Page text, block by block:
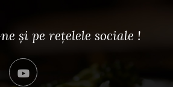
și pe rețelele sociale !